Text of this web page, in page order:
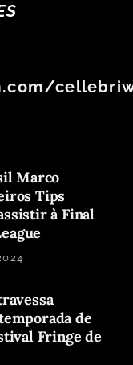
Marco
Tips
à Final
de
Fringe de